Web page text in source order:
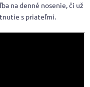
na denné nosenie, či už
s priateľmi.